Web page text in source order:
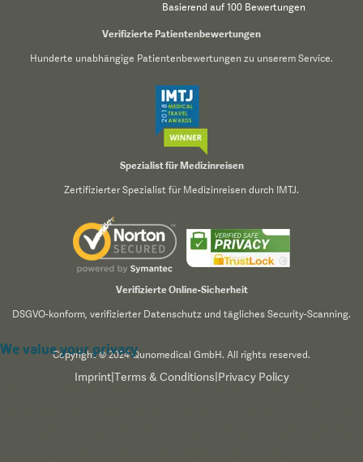
Basierend auf 100 Bewertungen
Verifizierte Patientenbewertungen
Hunderte unabhängige Patientenbewertungen zu unserem Service.
Spezialist für Medizinreisen
Zertifizierter Spezialist für Medizinreisen durch IMTJ.
Verifizierte Online-Sicherheit
DSGVO-konform, verifizierter Datenschutz und tägliches Security-Scanning.
Copyright © 2024 Qunomedical GmbH. All rights reserved.
Imprint| Terms & Conditions Privacy Policy
We value your privacy
We use cookies to enhance your browsing experience,